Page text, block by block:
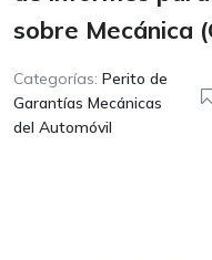
sobre Mecánica
Categorías: Perito de
Garantías Mecánicas
del Automóvil